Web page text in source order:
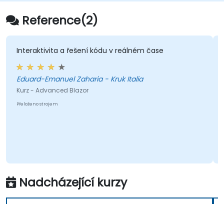
Reference(2)
Interaktivita a řešení kódu v reálném čase
Eduard-Emanuel Zaharia - Kruk Italia
Kurz - Advanced Blazor
Přeloženo strojem
Nadcházející kurzy